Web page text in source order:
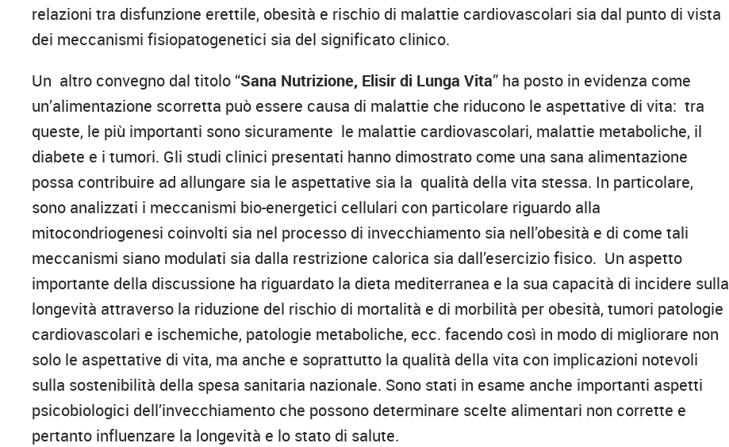
relazioni tra disfunzione erettile, obesità e rischio di malattie cardiovascolari sia dal punto di vista
dei meccanismi fisiopatogenetici sia del significato clinico.
Un altro convegno dal titolo “Sana Nutrizione, Elisir di Lunga Vita” ha posto in evidenza come
un’alimentazione scorretta può essere causa di malattie che riducono le aspettative di vita: tra
queste, le più importanti sono sicuramente le malattie cardiovascolari, malattie metaboliche, il
diabete e i tumori. Gli studi clinici presentati hanno dimostrato come una sana alimentazione
possa contribuire ad allungare sia le aspettative sia la qualità della vita stessa. In particolare,
sono analizzati i meccanismi bio-energetici cellulari con particolare riguardo alla
mitocondriogenesi coinvolti sia nel processo di invecchiamento sia nell’obesità e di come tali
meccanismi siano modulati sia dalla restrizione calorica sia dall’esercizio fisico. Un aspetto
importante della discussione ha riguardato la dieta mediterranea e la sua capacità di incidere sulla
longevità attraverso la riduzione del rischio di mortalità e di morbilità per obesità, tumori patologie
cardiovascolari e ischemiche, patologie metaboliche, ecc. facendo così in modo di migliorare non
solo le aspettative di vita, ma anche e soprattutto la qualità della vita con implicazioni notevoli
sulla sostenibilità della spesa sanitaria nazionale. Sono stati in esame anche importanti aspetti
psicobiologici dell’invecchiamento che possono determinare scelte alimentari non corrette e
pertanto influenzare la longevità e lo stato di salute.